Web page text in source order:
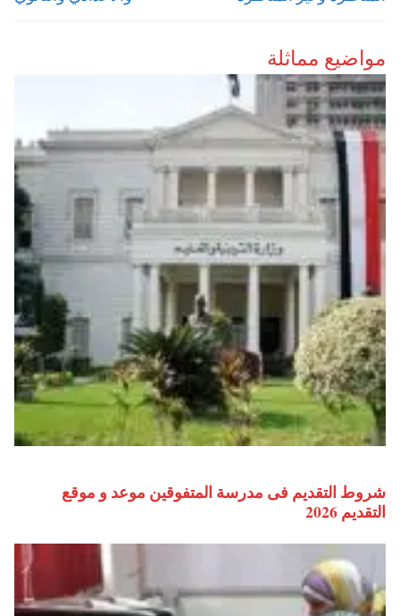
مواضيع مماثلة
شروط التقديم فى مدرسة المتفوقين موعد و موقع
التقديم 2026